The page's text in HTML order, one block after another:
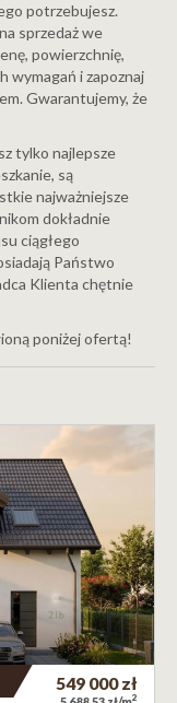
potrzebujesz.
sprzedaż we
powierzchnię,
wymagań i zapoznaj
Gwarantujemy, że
tylko najlepsze
są
najważniejsze
dokładnie
ciągłego
Państwo
Klienta chętnie
poniżej ofertą!
549 000zł
2